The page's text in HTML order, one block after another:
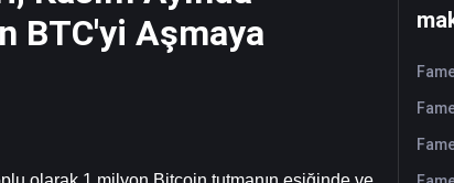
BTC'yi Aşmaya